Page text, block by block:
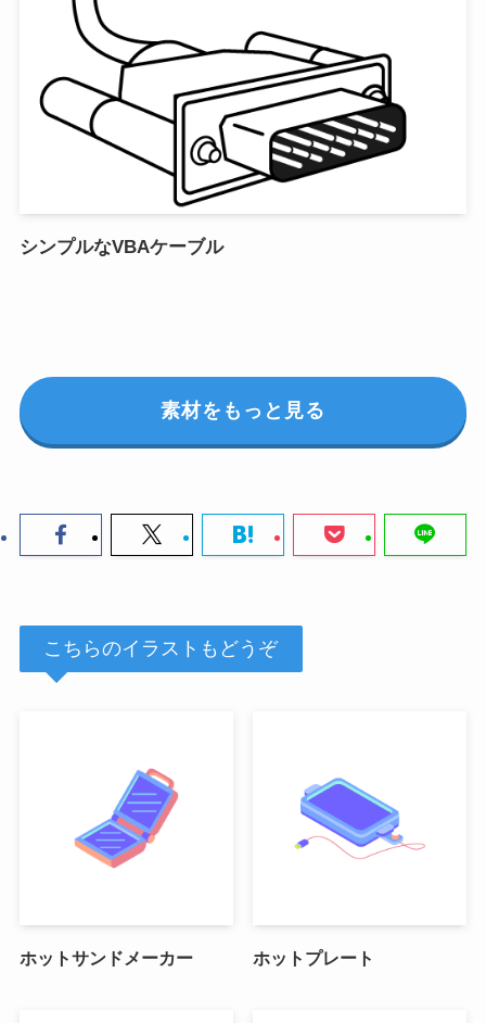
シンプルなVBAケーブル
素材をもっと見る
こちらのイラストもどうぞ
ホットサンドメーカー ホットプレート